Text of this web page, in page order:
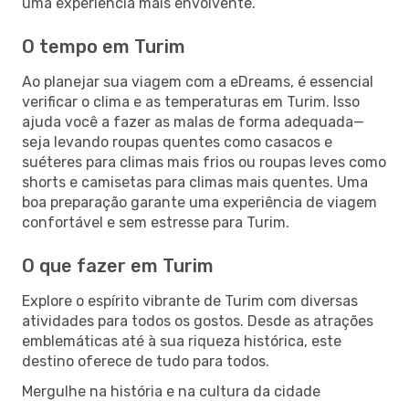
O tempo em Turim
Ao planejar sua viagem com a eDreams, é essencial
verificar o clima e as temperaturas em Turim. Isso
ajuda você a fazer as malas de forma adequada—
seja levando roupas quentes como casacos e
suéteres para climas mais frios ou roupas leves como
shorts e camisetas para climas mais quentes. Uma
boa preparação garante uma experiência de viagem
confortável e sem estresse para Turim.
O que fazer em Turim
Explore o espírito vibrante de Turim com diversas
atividades para todos os gostos. Desde as atrações
emblemáticas até à sua riqueza histórica, este
destino oferece de tudo para todos.
Mergulhe na história e na cultura da cidade